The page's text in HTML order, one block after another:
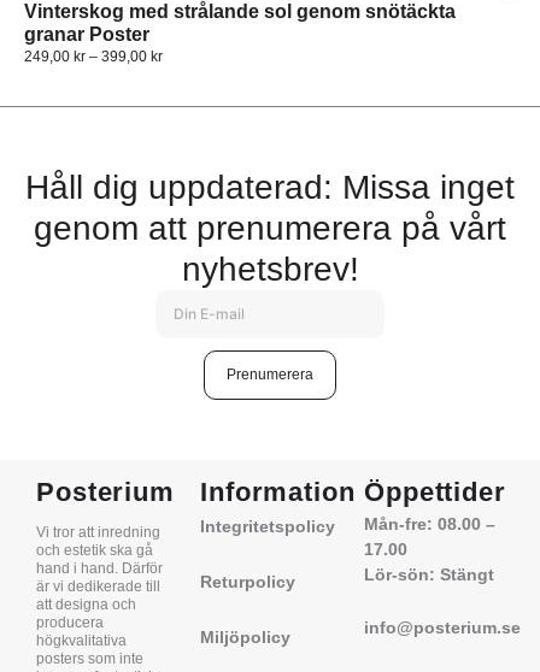
Vinterskog med strålande sol genom snötäckta
granar Poster
249,00 kr – 399,00 kr
Håll dig uppdaterad: Missa inget
genom att prenumerera på vårt
nyhetsbrev!
Prenumerera
Posterium
Vi tror att inredning
och estetik ska gå
hand i hand. Därför
är vi dedikerade till
att designa och
producera
högkvalitativa
posters som inte
Information
Integritetspolicy
Returpolicy
Miljöpolicy
Öppettider
Mån-fre: 08.00 –
17.00
Lör-sön: Stängt
info@posterium.se